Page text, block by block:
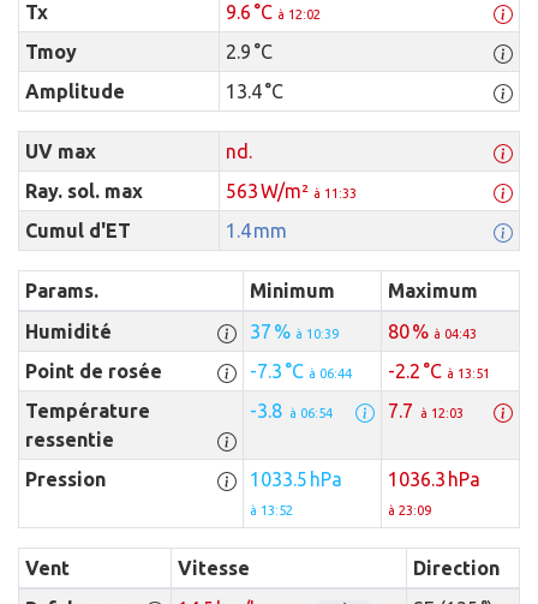
Tx 9.6 °C à 12:02
Tmoy
2.9 °C
Amplitude
13.4 °C
UV max
nd.
Ray. sol. max
563 W/m² à 11:33
Cumul d'ET 1.4 mm
Params. Minimum
Maximum
Humidité
37 % à 10:39 80 % à 04:43
Point de rosée -7.3 °C à 06:44 -2.2 °C à 13:51
Température
ressentie
-3.8 à 06:54 7.7 à 12:03
Pression 1033.5 hPa
à 13:52
1036.3 hPa
à 23:09
Vent Vitesse
Direction